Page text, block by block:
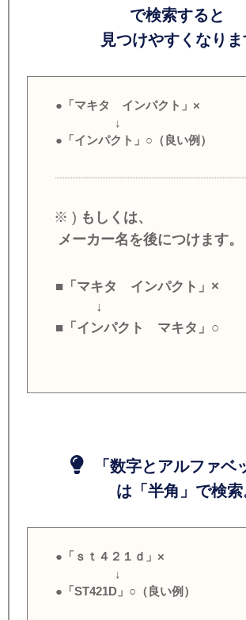
で検索すると
見つけやすくなりま
●「マキタ インパクト」×
↓
●「インパクト」○（良い例）
※ ) もしくは、
メーカー名を後につけます。
■「マキタ インパクト」×
↓
■「インパクト マキタ」○
「数字とアルファベ
は「半角」で検索
●「ｓｔ４２１ｄ」×
↓
●「ST421D」○（良い例）